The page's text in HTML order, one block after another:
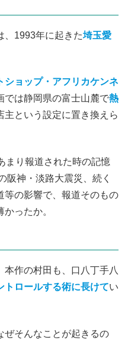
、1993年に起きた埼玉愛
ショップ・アフリカケンネ
では静岡県の富士山麓で熱
主という設定に置き換えら
まり報道された時の記憶
阪神・淡路大震災、続く
等の影響で、報道そのもの
ったか。
本作の村田も、口八丁手八
トロールする術に長けてい
ぜそんなことが起きるの